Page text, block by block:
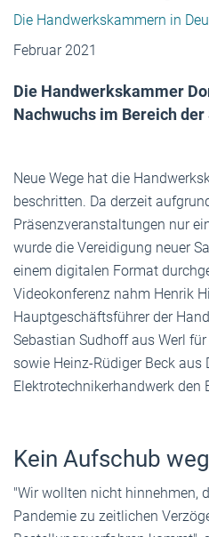
Die Handwerkskammern in
Februar 2021
Die Handwerkskammer
Nachwuchs im Bereich
Neue Wege hat die
beschritten. Da derzeit
Präsenzveranstaltungen nur
wurde die Vereidigung neuer
einem digitalen Format
Videokonferenz nahm Henrik
Hauptgeschäftsführer der
Sebastian Sudhoff aus Werl
sowie Heinz-Rüdiger Beck aus
Elektrotechnikerhandwerk den
Kein Aufschub
"Wir wollten nicht hinnehmen,
Pandemie zu zeitlichen